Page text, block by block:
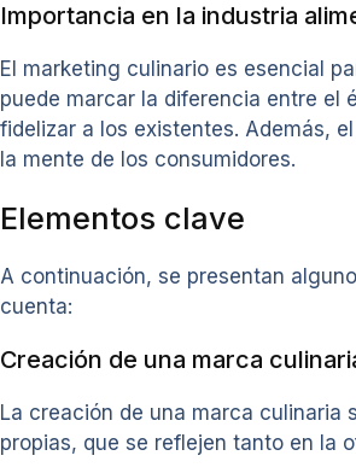
Importancia en la industria
El marketing culinario es esencial
puede marcar la diferencia entre el
fidelizar a los existentes. Además,
la mente de los consumidores.
Elementos clave
A continuación, se presentan
cuenta:
Creación de una marca
La creación de una marca culinaria
propias, que se reflejen tanto en la